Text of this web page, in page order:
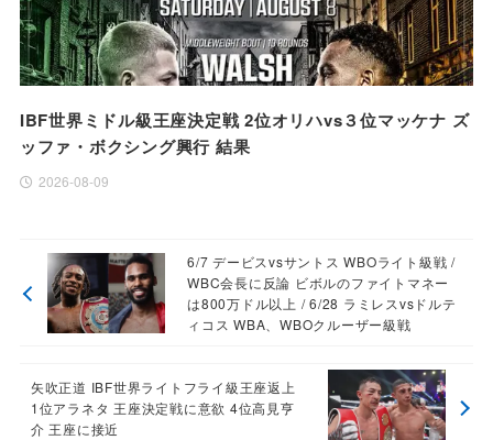
IBF世界ミドル級王座決定戦 2位オリハvs３位マッケナ ズ
ッファ・ボクシング興行 結果
2026-08-09
6/7 デービスvsサントス WBOライト級戦 /
WBC会長に反論 ビボルのファイトマネー
は800万ドル以上 / 6/28 ラミレスvsドルテ
ィコス WBA、WBOクルーザー級戦
矢吹正道 IBF世界ライトフライ級王座返上
1位アラネタ 王座決定戦に意欲 4位高見亨
介 王座に接近